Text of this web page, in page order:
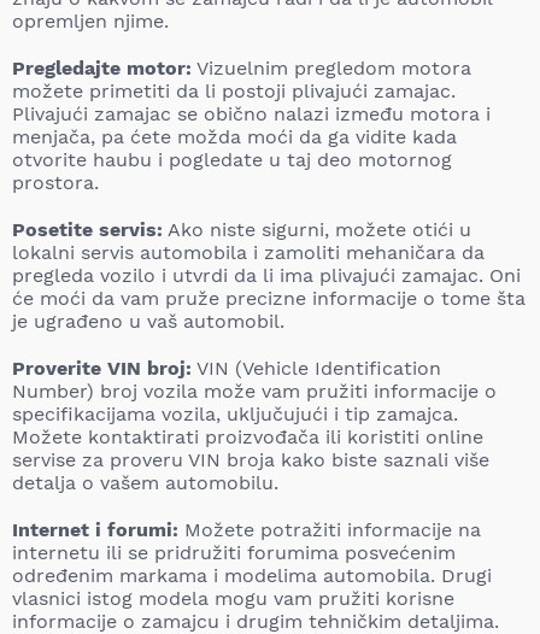
opremljen njime.
Pregledajte motor: Vizuelnim pregledom motora
možete primetiti da li postoji plivajući zamajac.
Plivajući zamajac se obično nalazi između motora i
menjača, pa ćete možda moći da ga vidite kada
otvorite haubu i pogledate u taj deo motornog
prostora.
Posetite servis: Ako niste sigurni, možete otići u
lokalni servis automobila i zamoliti mehaničara da
pregleda vozilo i utvrdi da li ima plivajući zamajac. Oni
će moći da vam pruže precizne informacije o tome šta
je ugrađeno u vaš automobil.
Proverite VIN broj: VIN (Vehicle Identification
Number) broj vozila može vam pružiti informacije o
specifikacijama vozila, uključujući i tip zamajca.
Možete kontaktirati proizvođača ili koristiti online
servise za proveru VIN broja kako biste saznali više
detalja o vašem automobilu.
Internet i forumi: Možete potražiti informacije na
internetu ili se pridružiti forumima posvećenim
određenim markama i modelima automobila. Drugi
vlasnici istog modela mogu vam pružiti korisne
informacije o zamajcu i drugim tehničkim detaljima.